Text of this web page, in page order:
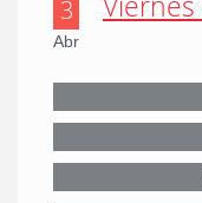
3
Abr